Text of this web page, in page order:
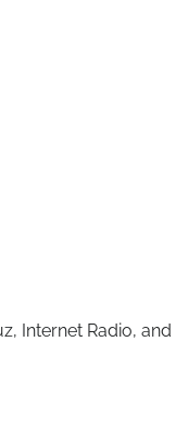
Internet Radio, and